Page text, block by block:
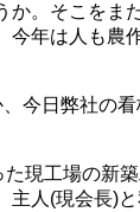
か。そこをま
今年は人も農
今日弊社の
現工場の新
主人(現会長)